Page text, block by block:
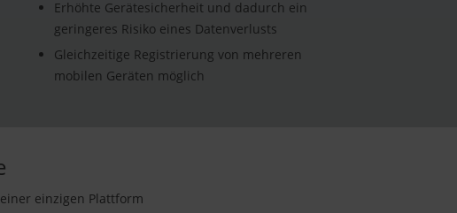
Erhöhte Gerätesicherheit und dadurch ein
geringeres Risiko eines Datenverlusts
Gleichzeitige Registrierung von mehreren
mobilen Geräten möglich
einzigen Plattform